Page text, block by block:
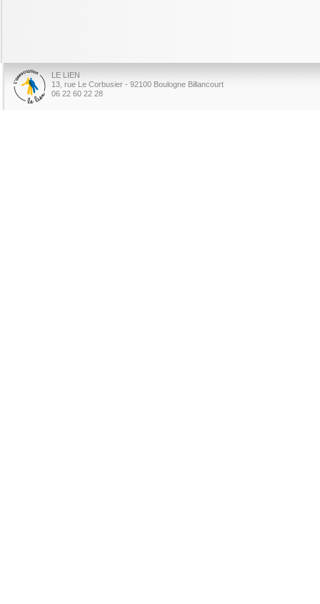
LE LIEN
13, rue Le Corbusier - 92100 Boulogne Billancourt
06 22 60 22 28